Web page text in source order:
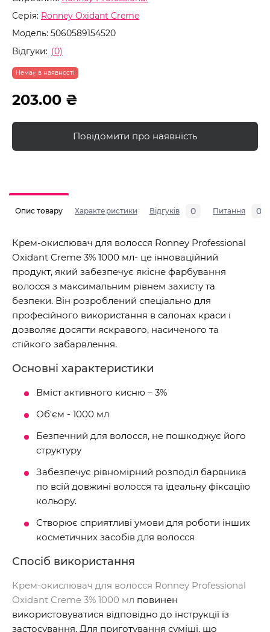
Серія: Ronney Oxidant Creme
Модель: 5060589154520
Відгуки: (0)
Немає в наявності
203.00 ₴
Повідомити про наявність
Опис товару Характеристики Відгуків 0 Питання 0
Крем-окислювач для волосся Ronney Professional
Oxidant Creme 3% 1000 мл- це інноваційний
продукт, який забезпечує якісне фарбування
волосся з максимальним рівнем захисту та
безпеки. Він розроблений спеціально для
професійного використання в салонах краси і
дозволяє досягти яскравого, насиченого та
стійкого забарвлення.
Основні характеристики
Вміст активного кисню – 3%
Об'єм - 1000 мл
Безпечний для волосся, не пошкоджує його
структуру
Забезпечує рівномірний розподіл барвника
по всій довжині волосся та ідеальну фіксацію
кольору.
Створює сприятливі умови для роботи інших
косметичних засобів для волосся
Спосіб використання
Крем-окислювач для волосся Ronney Professional
Oxidant Creme 3% 1000 мл повинен
використовуватися відповідно до інструкції із
застосування. Для приготування суміші, що